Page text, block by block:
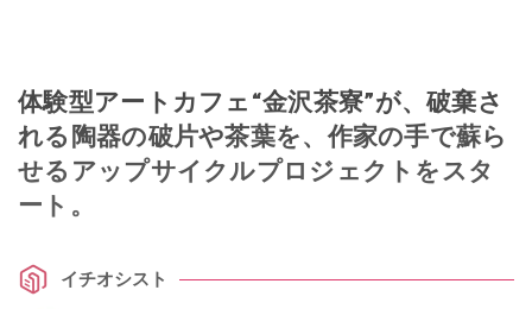
体験型アートカフェ“金沢茶寮”が、破棄さ
れる陶器の破片や茶葉を、作家の手で蘇ら
せるアップサイクルプロジェクトをスタ
ート。
イチオシスト